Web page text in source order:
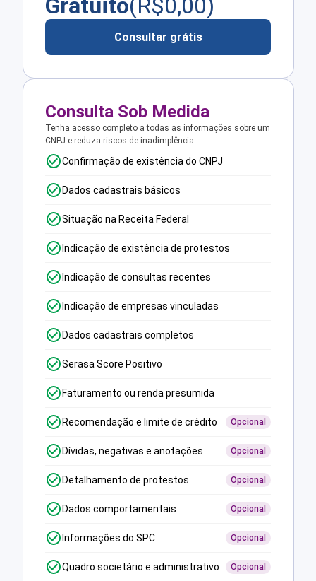
Gratuito(R$0,00)
Consultar grátis
Consulta Sob Medida
Tenha acesso completo a todas as informações sobre um
CNPJ e reduza riscos de inadimplência.
Confirmação de existência do CNPJ
Dados cadastrais básicos
Situação na Receita Federal
Indicação de existência de protestos
Indicação de consultas recentes
Indicação de empresas vinculadas
Dados cadastrais completos
Serasa Score Positivo
Faturamento ou renda presumida
Recomendação e limite de crédito Opcional
Dívidas, negativas e anotações Opcional
Detalhamento de protestos Opcional
Dados comportamentais Opcional
Informações do SPC Opcional
Quadro societário e administrativo Opcional